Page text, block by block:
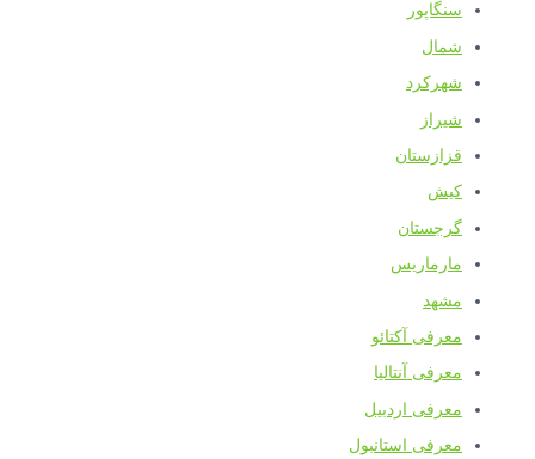
سنگاپور
شمال
شهرکرد
شیراز
قزازستان
کیش
گرجستان
مارماریس
مشهد
معرفی آکتائو
معرفی آنتالیا
معرفی اردبیل
معرفی استانبول